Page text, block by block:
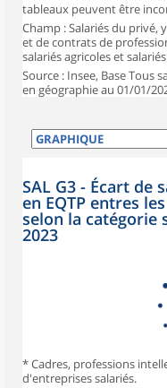
tableaux peuvent être
Champ : Salariés du privé,
et de contrats de
salariés agricoles et
Source : Insee, Base Tous
en géographie au 01/01/
SAL G3 - Écart de
en EQTP entres
selon la catégorie
2023
* Cadres, professions
d'entreprises salariés.